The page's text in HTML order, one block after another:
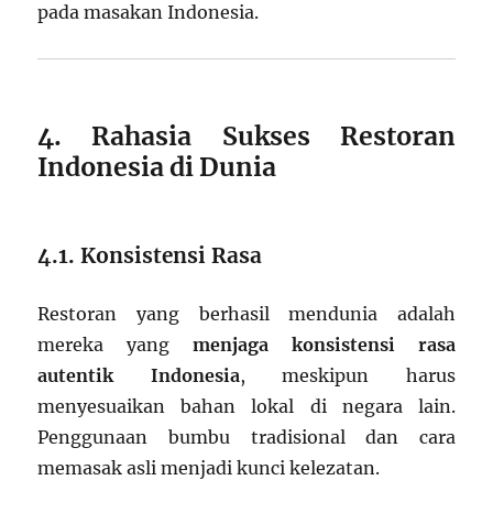
pada masakan Indonesia.
4. Rahasia Sukses Restoran
Indonesia di Dunia
4.1. Konsistensi Rasa
Restoran yang berhasil mendunia adalah
mereka yang menjaga konsistensi rasa
autentik Indonesia, meskipun harus
menyesuaikan bahan lokal di negara lain.
Penggunaan bumbu tradisional dan cara
memasak asli menjadi kunci kelezatan.